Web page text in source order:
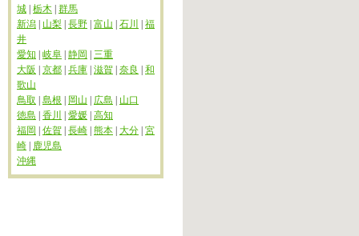
城 栃木 群馬
新潟
山梨 長野 富山 石川
福
井
愛知
岐阜 静岡
三重
大阪
京都 兵庫 滋賀 奈良
和
歌山
鳥取
島根 岡山 広島
山口
徳島
香川 愛媛 高知
福岡
佐賀 長崎 熊本 大分 宮
崎
鹿児島
沖縄